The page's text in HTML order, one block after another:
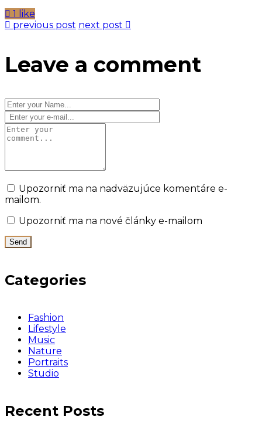
1 like
previous post next post
Leave a comment
Upozorniť ma na nadväzujúce komentáre e-
mailom.
Upozorniť ma na nové články e-mailom
Categories
Fashion
Lifestyle
Music
Nature
Portraits
Studio
Recent Posts